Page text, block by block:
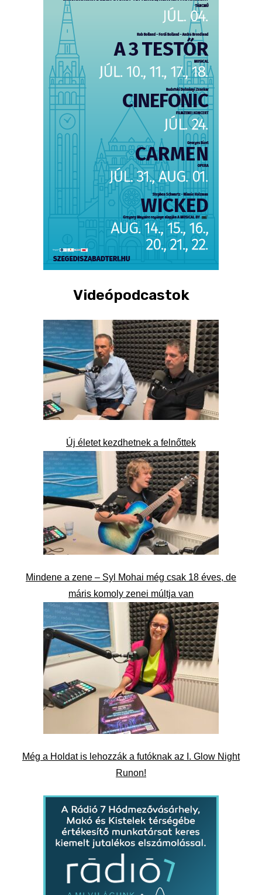
Videópodcastok
Új életet kezdhetnek a felnőttek
Mindene a zene – Syl Mohai még csak 18 éves, de
máris komoly zenei múltja van
Még a Holdat is lehozzák a futóknak az I. Glow Night
Runon!